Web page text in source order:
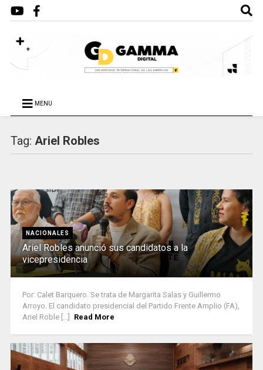
MENU
Tag: Ariel Robles
NACIONALES
Ariel Robles anunció sus candidatos a la
vicepresidencia
Por: Calet Barquero. Se trata de Margarita Salas y Guillermo
Arroyo. El candidato presidencial del Partido Frente Amplio (FA),
Ariel Roble [...]
Read More